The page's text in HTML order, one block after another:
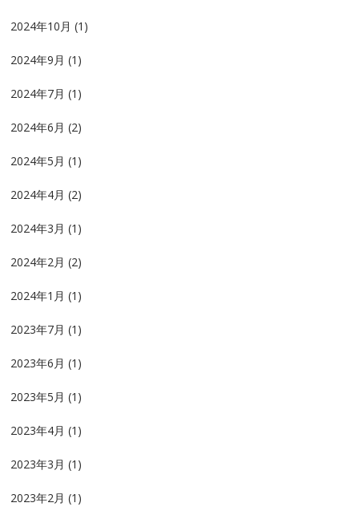
2024年10月 (1)
2024年9月 (1)
2024年7月 (1)
2024年6月 (2)
2024年5月 (1)
2024年4月 (2)
2024年3月 (1)
2024年2月 (2)
2024年1月 (1)
2023年7月 (1)
2023年6月 (1)
2023年5月 (1)
2023年4月 (1)
2023年3月 (1)
2023年2月 (1)